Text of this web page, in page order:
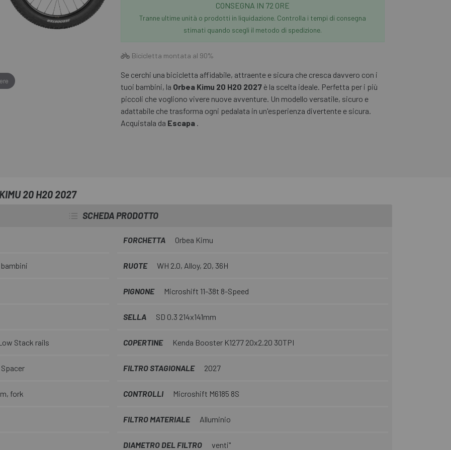
CONSEGNA IN 72 ORE
Tranne ultime unità o prodotti in liquidazione. Controlla i tempi di consegna
stimati quando scegli il metodo di spedizione.
Bicicletta montata al 90%
Se cerchi una bicicletta affidabile, attraente e sicura che cresca davvero con i
tuoi bambini, la Orbea Kimu 20 H20 2027 è la scelta ideale. Perfetta per i più
piccoli che vogliono vivere nuove avventure. Un modello versatile, sicuro e
adattabile che trasforma ogni pedalata in un'esperienza divertente e sicura.
Acquistala da Escapa .
20 H20 2027
SCHEDA PRODOTTO
FORCHETTA Orbea Kimu
RUOTE WH 2.0, Alloy, 20, 36H
PIGNONE Microshift 11-38t 8-Speed
SELLA SD 0.3 214x141mm
Stack rails COPERTINE Kenda Booster K1277 20x2.20 30TPI
FILTRO STAGIONALE 2027
fork CONTROLLI Microshift M6185 8S
FILTRO MATERIALE Alluminio
DIAMETRO DEL FILTRO venti"